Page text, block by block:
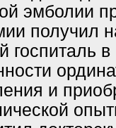
эмболии
получил
госпиталь в
и